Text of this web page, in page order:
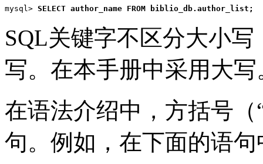
mysql> SELECT author_name FROM biblio_db.author_list;
SQL关键字不区分大小
写。在本手册中采用大写
在语法介绍中，方括号
句。例如，在下面的语句